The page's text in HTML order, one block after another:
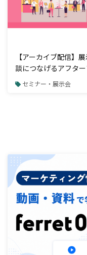
【アーカイブ配信】
談につなげるアフタ
セミナー・展示会